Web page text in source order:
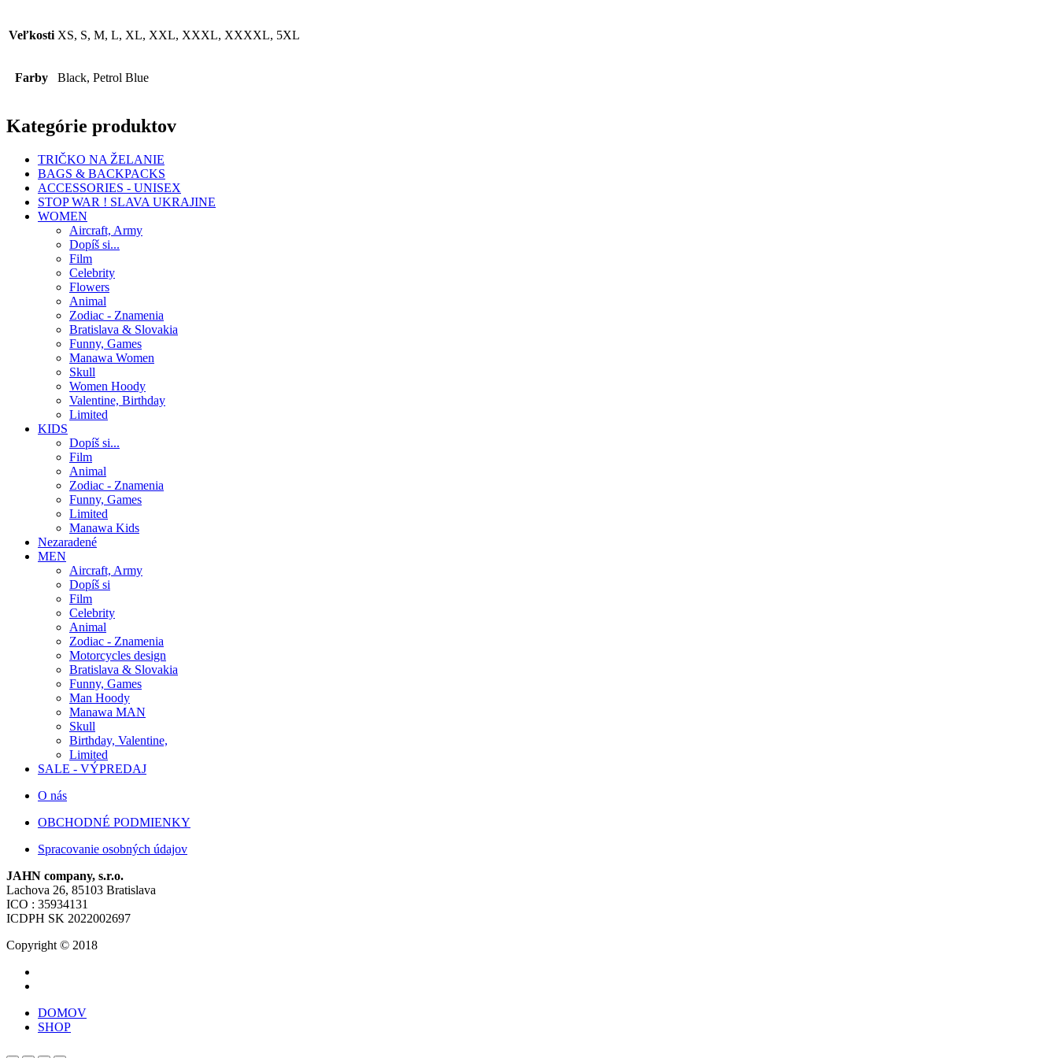
Veľkosti XS, S, M, L, XL, XXL, XXXL, XXXXL, 5XL
Farby Black, Petrol Blue
Kategórie produktov
TRIČKO NA ŽELANIE
BAGS & BACKPACKS
ACCESSORIES - UNISEX
STOP WAR ! SLAVA UKRAJINE
WOMEN
Aircraft, Army
Dopíš si...
Film
Celebrity
Flowers
Animal
Zodiac - Znamenia
Bratislava & Slovakia
Funny, Games
Manawa Women
Skull
Women Hoody
Valentine, Birthday
Limited
KIDS
Dopíš si...
Film
Animal
Zodiac - Znamenia
Funny, Games
Limited
Manawa Kids
Nezaradené
MEN
Aircraft, Army
Dopíš si
Film
Celebrity
Animal
Zodiac - Znamenia
Motorcycles design
Bratislava & Slovakia
Funny, Games
Man Hoody
Manawa MAN
Skull
Birthday, Valentine,
Limited
SALE - VÝPREDAJ
O nás
OBCHODNÉ PODMIENKY
Spracovanie osobných údajov
JAHN company, s.r.o.
Lachova 26, 85103 Bratislava
ICO : 35934131
ICDPH SK 2022002697
Copyright © 2018
DOMOV
SHOP